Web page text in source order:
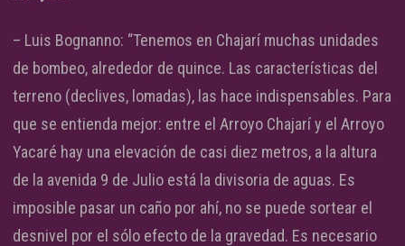
– Luis Bognanno: “Tenemos en Chajarí muchas unidades
de bombeo, alrededor de quince. Las características del
terreno (declives, lomadas), las hace indispensables. Para
que se entienda mejor: entre el Arroyo Chajarí y el Arroyo
Yacaré hay una elevación de casi diez metros, a la altura
de la avenida 9 de Julio está la divisoria de aguas. Es
imposible pasar un caño por ahí, no se puede sortear el
desnivel por el sólo efecto de la gravedad. Es necesario